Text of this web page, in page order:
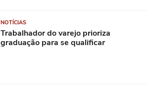
NOTÍCIAS
Trabalhador do varejo prioriza
graduação para se qualificar